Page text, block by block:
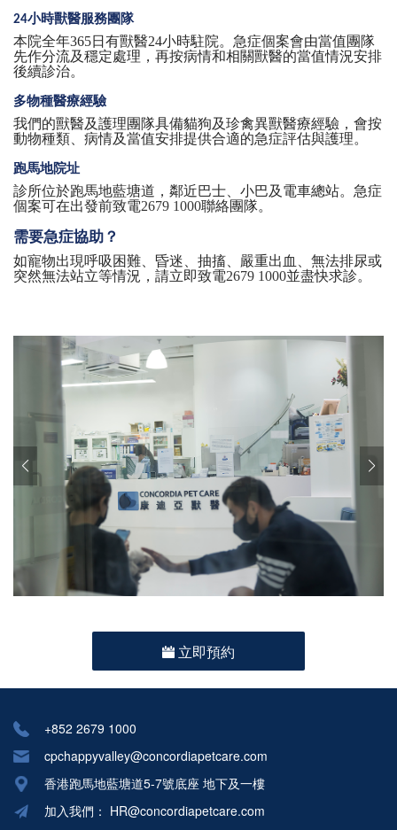
24小時獸醫服務團隊
本院全年365日有獸醫24小時駐院。急症個案會由當值團隊
先作分流及穩定處理，再按病情和相關獸醫的當值情況安排
後續診治。
多物種醫療經驗
我們的獸醫及護理團隊具備貓狗及珍禽異獸醫療經驗，會按
動物種類、病情及當值安排提供合適的急症評估與護理。
跑馬地院址
診所位於跑馬地藍塘道，鄰近巴士、小巴及電車總站。急症
個案可在出發前致電2679 1000聯絡團隊。
需要急症協助？
如寵物出現呼吸困難、昏迷、抽搐、嚴重出血、無法排尿或
突然無法站立等情況，請立即致電2679 1000並盡快求診。
立即預約
+852 2679 1000
cpchappyvalley@concordiapetcare.com
香港跑馬地藍塘道5-7號底座 地下及一樓
加入我們： HR@concordiapetcare.com